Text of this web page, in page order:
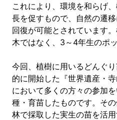
これにより、環境を和らげ
長を促すもので、自然の遷
回復が可能とされています
木ではなく、3～4年生のポ
今回、植樹に用いるどんぐ
的に開始した『世界遺産・
において多くの方々の参加
種・育苗したものです。そ
林で採取した実生の苗を活用